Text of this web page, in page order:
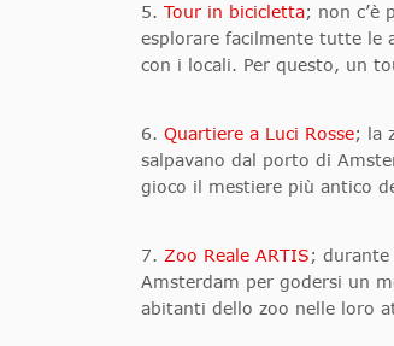
5. Tour in bicicletta; non c’è
esplorare facilmente tutte le
con i locali. Per questo, un
6. Quartiere a Luci Rosse; la
salpavano dal porto di
gioco il mestiere più antico
7. Zoo Reale ARTIS; durante
Amsterdam per godersi un
abitanti dello zoo nelle loro